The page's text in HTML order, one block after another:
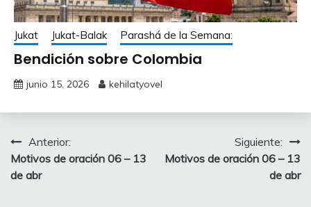
Jukat Jukat-Balak Parashá de la Semana:
Bendición sobre Colombia
junio 15, 2026 kehilatyovel
Navegación
de
Anterior:
Motivos de oración 06 – 13
de abr
Siguiente:
Motivos de oración 06 – 13
de abr